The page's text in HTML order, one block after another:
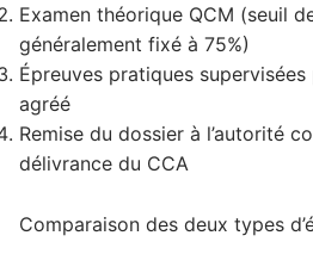
Examen théorique QCM (seuil
généralement fixé à 75%)
Épreuves pratiques
agréé
Remise du dossier à l’autorité
délivrance du CCA
Comparaison des deux types